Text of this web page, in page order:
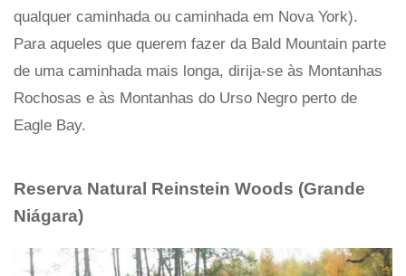
qualquer caminhada ou caminhada em Nova York).
Para aqueles que querem fazer da Bald Mountain parte
de uma caminhada mais longa, dirija-se às Montanhas
Rochosas e às Montanhas do Urso Negro perto de
Eagle Bay.
Reserva Natural Reinstein Woods (Grande
Niágara)